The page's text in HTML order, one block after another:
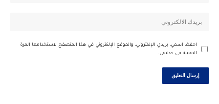
احفظ اسمي، بريدي الإلكتروني، والموقع الإلكتروني في هذا المتصفح لاستخدامها المرة
المقبلة في تعليقي.